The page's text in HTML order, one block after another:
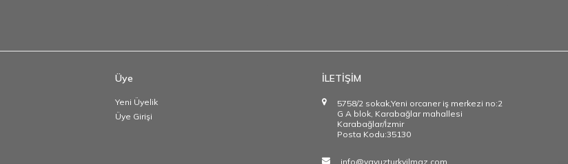
Üye
Yeni Üyelik
Üye Girişi
İLETİŞİM
5758/2 sokak,Yeni orcaner iş merkezi no:2
G A blok, Karabağlar mahallesi
Karabağlar/İzmir
Posta Kodu:35130
info@yavuzturkyilmaz.com